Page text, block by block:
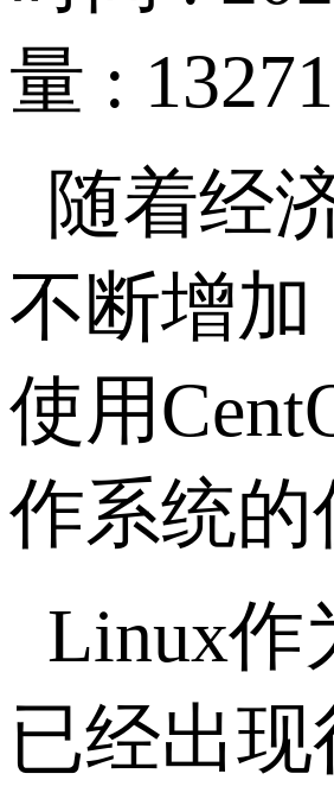
量 : 13271
随着经
不断增
使用
作系统
Linux作
已经出